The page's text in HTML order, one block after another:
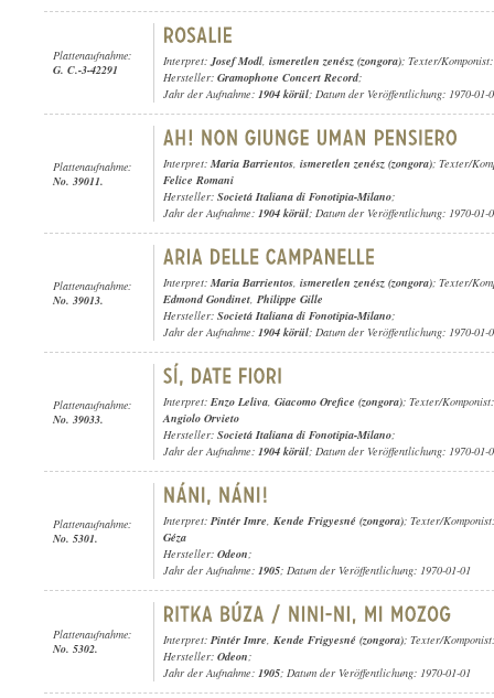
Plattenaufnahme:
G. C.-3-42291
Interpret:Josef Modl, ismeretlen zenész (zongora); Texter/
Hersteller: Gramophone Concert Record;
Jahr der Aufnahme: 1904 körül; Datum der Veröffentlichung: 1970-01-
Plattenaufnahme:
No. 39011.
Interpret: Maria Barrientos, ismeretlen zenész (zongora); Texter/
Felice Romani
Hersteller: Societá Italiana di Fonotipia-Milano;
Jahr der Aufnahme: 1904 körül; Datum der Veröffentlichung: 1970-01-
Plattenaufnahme:
No. 39013.
Interpret: Maria Barrientos, ismeretlen zenész (zongora); Texter/
Edmond Gondinet, Philippe Gille
Hersteller: Societá Italiana di Fonotipia-Milano;
Jahr der Aufnahme: 1904 körül; Datum der Veröffentlichung: 1970-01-
Plattenaufnahme:
No. 39033.
Interpret: Enzo Leliva, Giacomo Orefice (zongora); Texter/
Angiolo Orvieto
Hersteller: Societá Italiana di Fonotipia-Milano;
Jahr der Aufnahme: 1904 körül; Datum der Veröffentlichung: 1970-01-
Plattenaufnahme:
No. 5301.
Interpret: Pintér Imre, Kende Frigyesné (zongora); Texter/
Géza
Hersteller: Odeon;
Jahr der Aufnahme: 1905; Datum der Veröffentlichung: 1970-01-01
Plattenaufnahme:
No. 5302.
Interpret: Pintér Imre, Kende Frigyesné (zongora); Texter/
Hersteller: Odeon;
Jahr der Aufnahme: 1905; Datum der Veröffentlichung: 1970-01-01